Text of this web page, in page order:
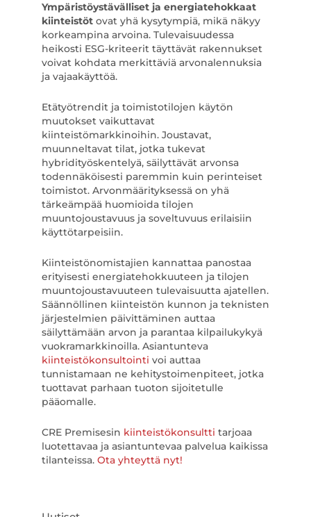
Ympäristöystävälliset ja energiatehokkaat
kiinteistötovat yhä kysytympiä, mikä näkyy
korkeampina arvoina. Tulevaisuudessa
heikosti ESG-kriteerit täyttävät rakennukset
voivat kohdata merkittäviä arvonalennuksia
ja vajaakäyttöä.
Etätyötrendit ja toimistotilojen käytön
muutokset vaikuttavat
kiinteistömarkkinoihin. Joustavat,
muunneltavat tilat, jotka tukevat
hybridityöskentelyä, säilyttävät arvonsa
todennäköisesti paremmin kuin perinteiset
toimistot. Arvonmäärityksessä on yhä
tärkeämpää huomioida tilojen
muuntojoustavuus ja soveltuvuus erilaisiin
käyttötarpeisiin.
Kiinteistönomistajien kannattaa panostaa
erityisesti energiatehokkuuteen ja tilojen
muuntojoustavuuteen tulevaisuutta ajatellen.
Säännöllinen kiinteistön kunnon ja teknisten
järjestelmien päivittäminen auttaa
säilyttämään arvon ja parantaa kilpailukykyä
vuokramarkkinoilla. Asiantunteva
kiinteistökonsultointi voi auttaa
tunnistamaan ne kehitystoimenpiteet, jotka
tuottavat parhaan tuoton sijoitetulle
pääomalle.
CRE Premisesin kiinteistökonsultti tarjoaa
luotettavaa ja asiantuntevaa palvelua kaikissa
tilanteissa. Ota yhteyttä nyt!